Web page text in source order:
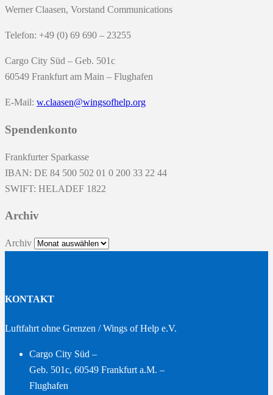
Werner Claasen, Vorstand Communications
Telefon: +49 (0) 69 690 – 23255
Cargo City Süd – Geb. 501c
60549 Frankfurt am Main – Flughafen
E-Mail: w.claasen@wingsofhelp.org
Spendenkonto
Frankfurter Sparkasse
IBAN: DE 84 500 502 01 0 200 33 22 44
SWIFT: HELADEF 1822
Archiv
Archiv
KONTAKT
Luftfahrt ohne Grenzen / Wings of Help e.V.
Cargo City Süd –
Geb. 501c, 60549 Frankfurt a.M. –
Flughafen